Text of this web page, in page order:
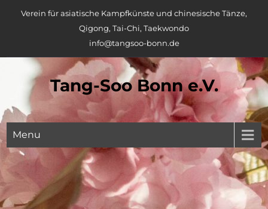
Verein für asiatische Kampfkünste und chinesische Tänze,
Qigong, Tai-Chi, Taekwondo
info@tangsoo-bonn.de
Tang-Soo Bonn e.V.
Menu